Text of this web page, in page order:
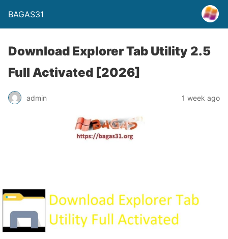
BAGAS31
Download Explorer Tab Utility 2.5
Full Activated [2026]
admin 1 week ago